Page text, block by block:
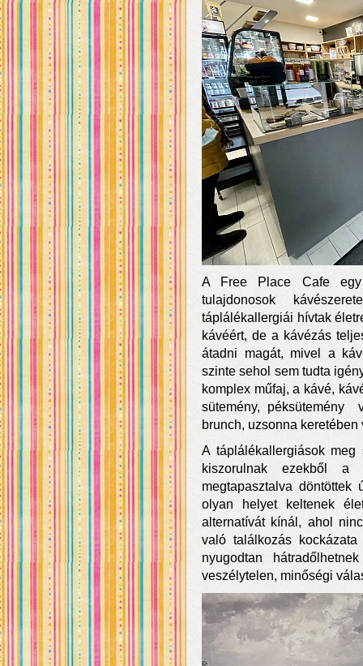
A Free Place Cafe
tulajdonosok
táplálékallergiái hívtak
kávéért, de a kávézás
átadni magát, mivel a
szinte sehol sem tudta
komplex műfaj, a kávé,
sütemény, péksütemény
brunch, uzsonna
A táplálékallergiások
kiszorulnak ezekből
megtapasztalva
olyan helyet keltenek
alternatívát kínál, ahol
való találkozás
nyugodtan
veszélytelen, minőségi